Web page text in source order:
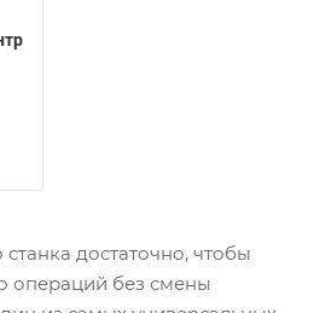
достаточно, чтобы
операций без смены